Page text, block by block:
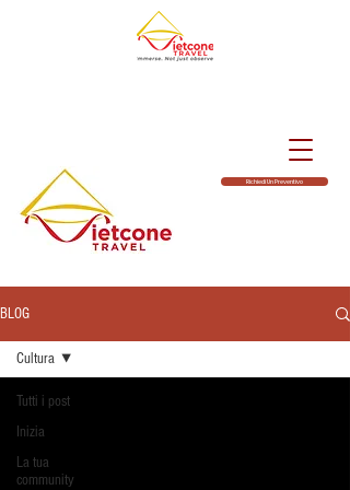
Richiedi Un Preventivo
BLOG
Tutti i post
Inizia
La tua
community
Cultura